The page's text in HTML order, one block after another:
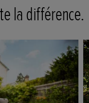
la différence.